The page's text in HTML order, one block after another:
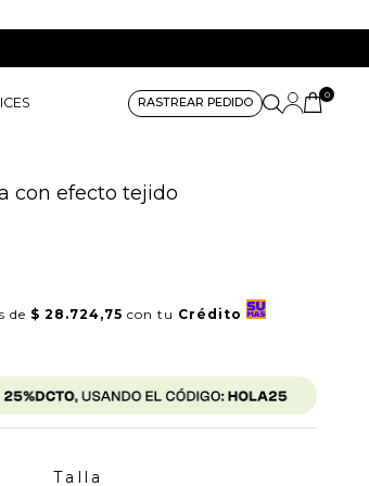
RASTREAR PEDIDO
0
con efecto tejido
de $ 28.724,75 con tu Crédito
Talla